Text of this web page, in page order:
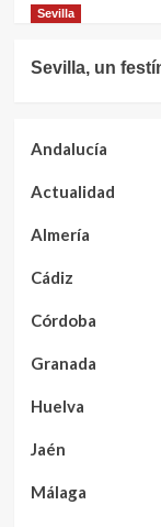
Sevilla
Sevilla, un
Andalucía
Actualidad
Almería
Cádiz
Córdoba
Granada
Huelva
Jaén
Málaga